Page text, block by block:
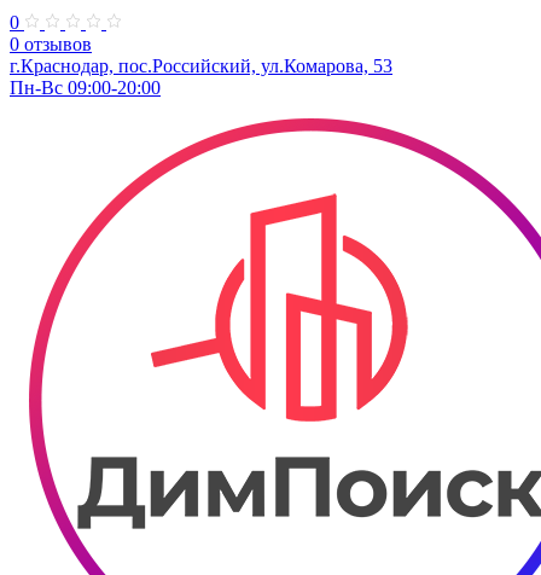
0
0 отзывов
г.Краснодар, пос.Российский, ул.Комарова, 53
Пн-Вс 09:00-20:00